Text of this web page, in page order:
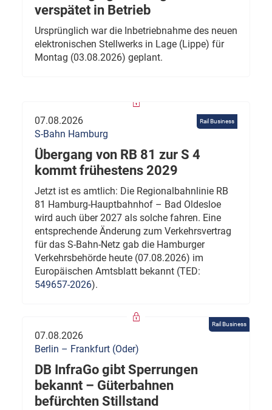
verspätet in Betrieb
Ursprünglich war die Inbetriebnahme des neuen
elektronischen Stellwerks in Lage (Lippe) für
Montag (03.08.2026) geplant.
Rail Business
07.08.2026
S-Bahn Hamburg
Übergang von RB 81 zur S 4
kommt frühestens 2029
Jetzt ist es amtlich: Die Regionalbahnlinie RB
81 Hamburg-Hauptbahnhof – Bad Oldesloe
wird auch über 2027 als solche fahren. Eine
entsprechende Änderung zum Verkehrsvertrag
für das S-Bahn-Netz gab die Hamburger
Verkehrsbehörde heute (07.08.2026) im
Europäischen Amtsblatt bekannt (TED:
549657-2026).
Rail Business
07.08.2026
Berlin – Frankfurt (Oder)
DB InfraGo gibt Sperrungen
bekannt – Güterbahnen
befürchten Stillstand